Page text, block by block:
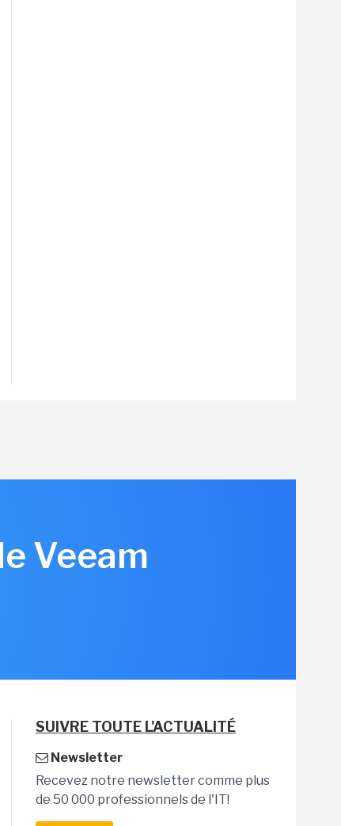
Veeam
SUIVRE TOUTE L'ACTUALITÉ
Newsletter
Recevez notre newsletter comme plus
de 50 000 professionnels de l'IT!